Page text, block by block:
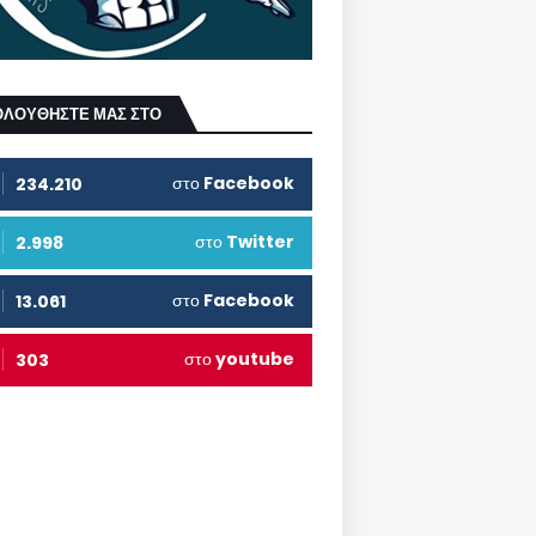
ΜΑΣ ΣΤΟ
234.210 στο Facebook
2.998 στο Twitter
13.061 στο Facebook
303 στοyoutube